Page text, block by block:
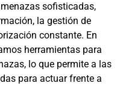
sofisticadas,
la gestión de
constante. En
herramientas para
lo que permite a las
para actuar frente a